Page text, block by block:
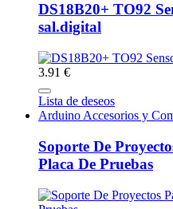
DS18B20+ TO92
sal.digital
3.91 €
Lista de deseos
Arduino Accesorios y
Soporte De
Placa De Pruebas